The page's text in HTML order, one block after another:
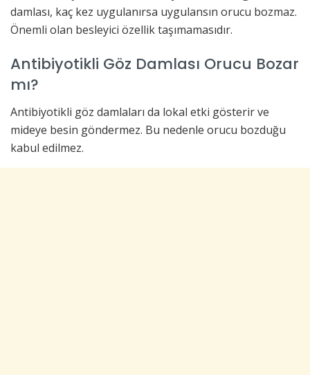
damlası, kaç kez uygulanırsa uygulansın orucu bozmaz.
Önemli olan besleyici özellik taşımamasıdır.
Antibiyotikli Göz Damlası Orucu Bozar
mı?
Antibiyotikli göz damlaları da lokal etki gösterir ve
mideye besin göndermez. Bu nedenle orucu bozduğu
kabul edilmez.